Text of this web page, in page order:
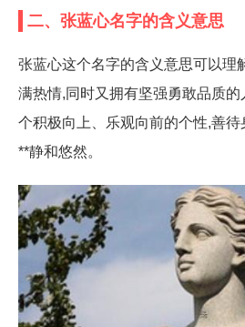
二、张蓝心名字的含义意思
张蓝心这个名字的含义意思可以理
满热情,同时又拥有坚强勇敢品质
个积极向上、乐观向前的个性,善
**静和悠然。